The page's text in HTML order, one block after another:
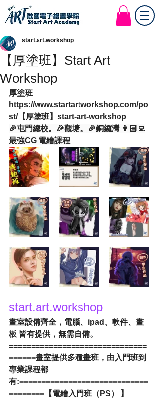
Start Art Workshop
【厚塗班】Start Art
Workshop
start.art.workshop
厚塗班
https://www.startartworkshop.com/po
st/【厚塗班】start-art-workshop
🎉屯門總校。🎉觀塘。🎉銅鑼灣 👩🏻‍💻
最強CG 電繪課程
start.art.workshop
畫室設備齊全，電腦、ipad、軟件、畫
板 皆有提供，無需自備。
===============================
======畫室提供多種畫班，由入門班到
專業課程都
有:=============================
========【電繪入門班（PS） 】